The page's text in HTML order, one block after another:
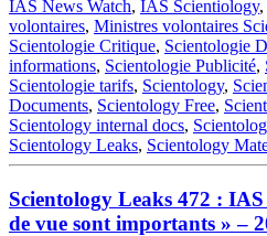
IAS News Watch, IAS Scientiology,
volontaires, Ministres volontaires
Scientologie Critique, Scientologie
informations, Scientologie Publicité,
Scientologie tarifs, Scientology,
Documents, Scientology Free,
Scientology internal docs,
Scientology Leaks, Scientology
Scientology Leaks 472 :
de vue sont importants » –